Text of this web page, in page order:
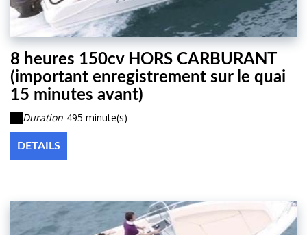
8 heures 150cv HORS CARBURANT
(important enregistrement sur le quai
15 minutes avant)
Duration 495 minute(s)
DETAILS